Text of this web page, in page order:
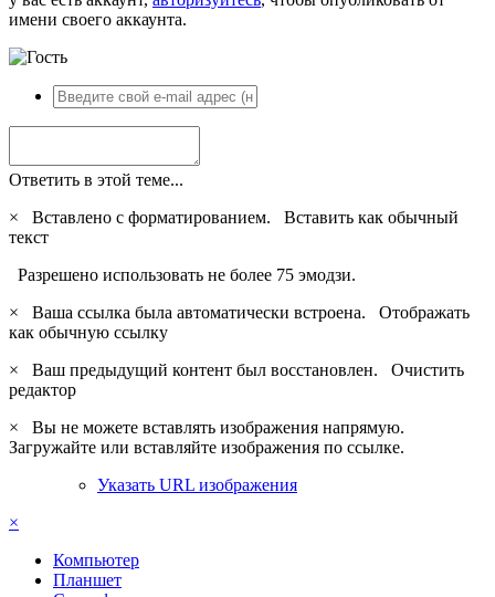
имени своего аккаунта.
Ответить в этой теме...
×
Вставлено с форматированием. Вставить как обычный
текст
Разрешено использовать не более 75 эмодзи.
×
Ваша ссылка была автоматически встроена. Отображать
как обычную ссылку
×
Ваш предыдущий контент был восстановлен. Очистить
редактор
×
Вы не можете вставлять изображения напрямую.
Загружайте или вставляйте изображения по ссылке.
Указать URL изображения
×
Компьютер
Планшет